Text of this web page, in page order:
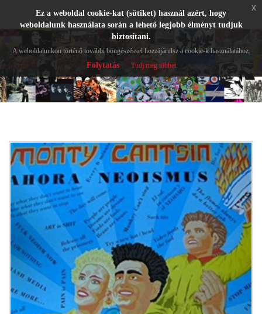
Ez a weboldal cookie-kat (sütiket) használ azért, hogy
weboldalunk használata során a lehető legjobb élményt tudjuk
biztosítani.
A weboldalunkon történő további böngészéssel hozzájárulsz a cookie-k használatához.
Folytatás Tudj meg többet
x